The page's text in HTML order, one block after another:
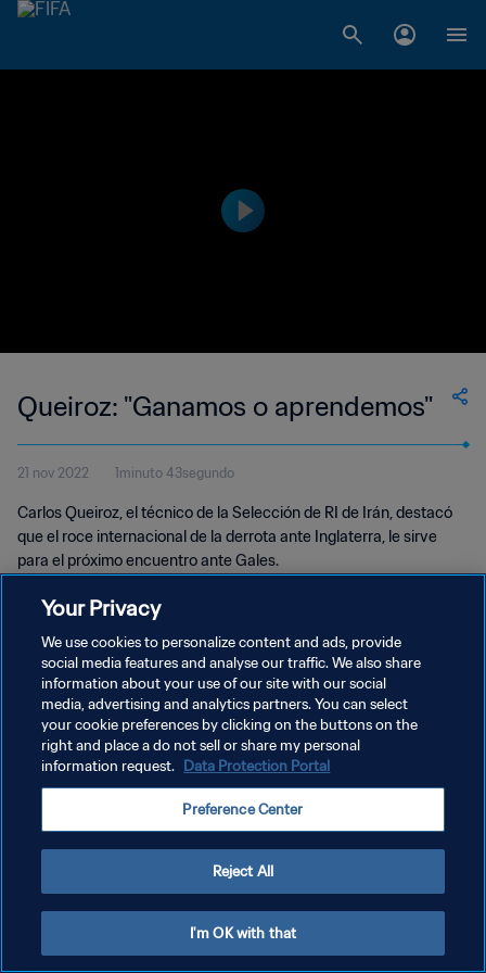
Queiroz: "Ganamos o aprendemos"
21 nov 2022 1minuto 43segundo
Carlos Queiroz, el técnico de la Selección de RI de Irán, destacó
que el roce internacional de la derrota ante Inglaterra, le sirve
para el próximo encuentro ante Gales.
POLÍTICA DE PRIVACIDAD
TÉRMINOS DE SERVICIO
AJUSTAR LA CONFIGURACIÓN DE LAS COOKIES
Your Privacy
We use cookies to personalize content and ads, provide
social media features and analyse our traffic. We also share
information about your use of our site with our social
media, advertising and analytics partners. You can select
your cookie preferences by clicking on the buttons on the
right and place a do not sell or share my personal
information request. Data Protection Portal
Preference Center
Reject All
I'm OK with that